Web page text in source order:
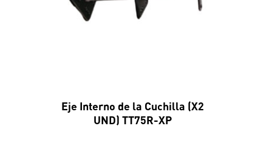
Eje Interno de la Cuchilla (X2
UND) TT75R-XP